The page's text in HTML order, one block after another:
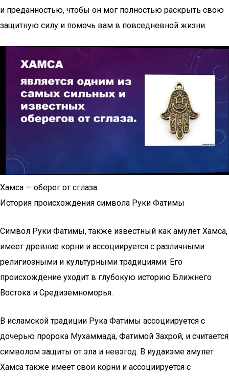
и преданностью, чтобы он мог полностью раскрыть свою
защитную силу и помочь вам в повседневной жизни.
Хамса — оберег от сглаза
История происхождения символа Руки Фатимы
Символ Руки Фатимы, также известный как амулет Хамса,
имеет древние корни и ассоциируется с различными
религиозными и культурными традициями. Его
происхождение уходит в глубокую историю Ближнего
Востока и Средиземноморья.
В исламской традиции Рука Фатимы ассоциируется с
дочерью пророка Мухаммада, Фатимой Захрой, и считается
символом защиты от зла и невзгод. В иудаизме амулет
Хамса также имеет свои корни и ассоциируется с